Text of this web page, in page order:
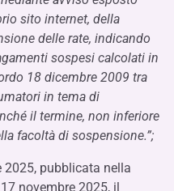
sito internet, della
delle rate, indicando
sospesi calcolati in
18 dicembre 2009 tra
in tema di
il termine, non inferiore
facoltà di sospensione.”;
2025, pubblicata nella
novembre 2025, il